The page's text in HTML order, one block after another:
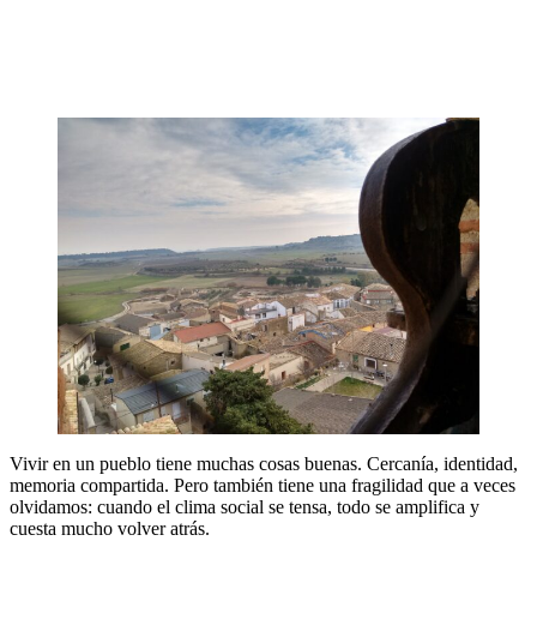
Vivir en un pueblo tiene muchas cosas buenas. Cercanía, identidad,
memoria compartida. Pero también tiene una fragilidad que a veces
olvidamos: cuando el clima social se tensa, todo se amplifica y
cuesta mucho volver atrás.